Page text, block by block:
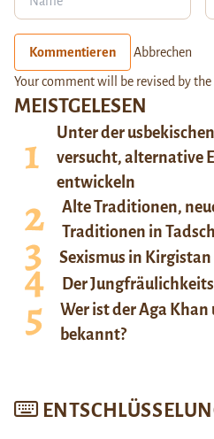
MEISTGELESEN
Unter der
versucht, alternative
entwickeln
Alte Traditionen,
Traditionen in
Sexismus in Kirgistan
Der
Wer ist der Aga
bekannt?
Kommentieren Abbrechen
Your comment will be revised by the